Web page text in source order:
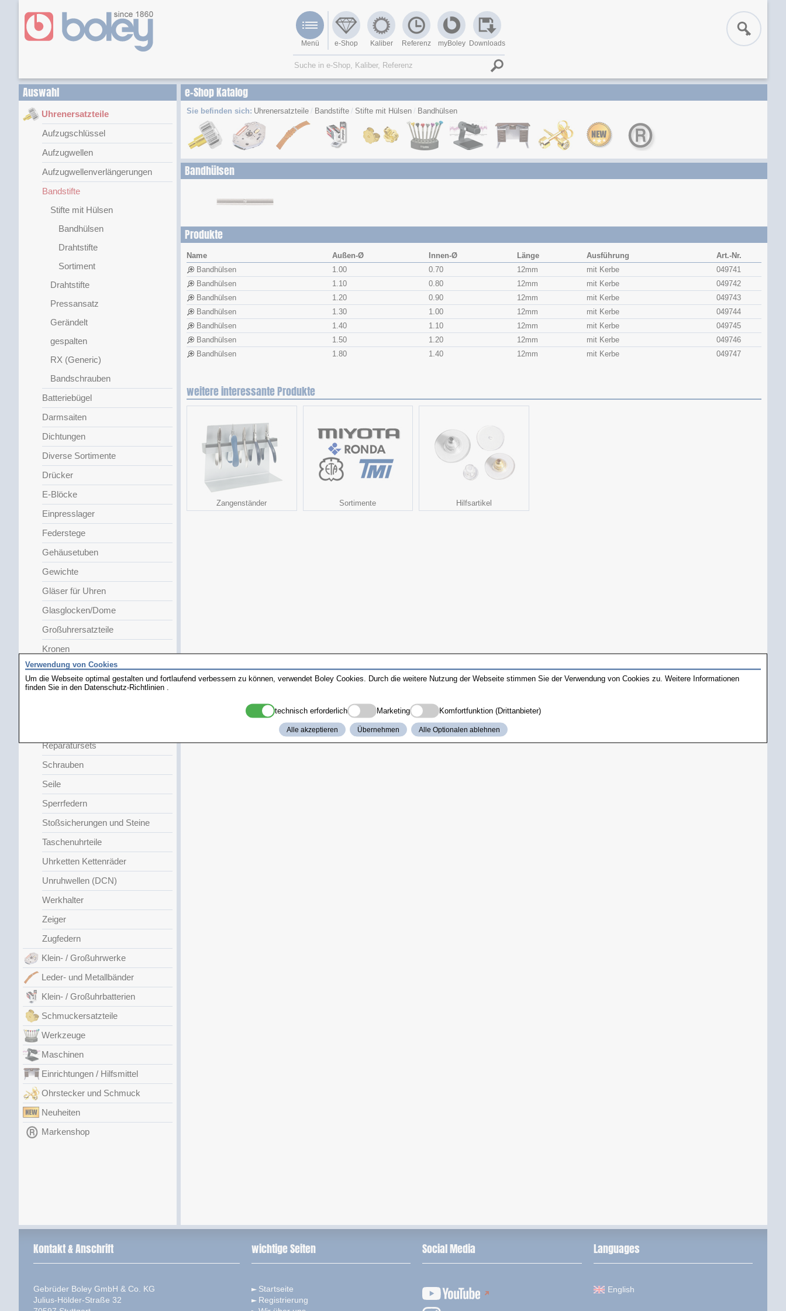
Menü e-Shop Kaliber Referenz myBoley Downloads
Auswahl
Uhrenersatzteile
Aufzugschlüssel
Aufzugwellen
Aufzugwellenverlängerungen
Bandstifte
Stifte mit Hülsen
Bandhülsen
Drahtstifte
Sortiment
Drahtstifte
Pressansatz
Gerändelt
gespalten
RX (Generic)
Bandschrauben
Batteriebügel
Darmsaiten
Dichtungen
Diverse Sortimente
Drücker
E-Blöcke
Einpresslager
Federstege
Gehäusetuben
Gewichte
Gläser für Uhren
Glasglocken/Dome
Großuhrersatzteile
Kronen
Kuckucksuhrteile
Lünettenteile
Reparatursets
Schrauben
Seile
Sperrfedern
Stoßsicherungen und Steine
Taschenuhrteile
Uhrketten Kettenräder
Unruhwellen (DCN)
Werkhalter
Zeiger
Zugfedern
Klein- / Großuhrwerke
Leder- und Metallbänder
Klein- / Großuhrbatterien
Schmuckersatzteile
Werkzeuge
Maschinen
Einrichtungen / Hilfsmittel
Ohrstecker und Schmuck
Neuheiten
Markenshop
e-Shop Katalog
Sie befinden sich: Uhrenersatzteile Bandstifte Stifte mit Hülsen Bandhülsen
Bandhülsen
Produkte
Name Außen-Ø Innen-Ø Länge Ausführung
Art.-Nr.
Bandhülsen
1.00 0.70 12mm mit Kerbe
049741
Bandhülsen
1.10 0.80 12mm mit Kerbe
049742
Bandhülsen
1.20 0.90 12mm mit Kerbe
049743
Bandhülsen
1.30 1.00 12mm mit Kerbe
049744
Bandhülsen
1.40 1.10 12mm mit Kerbe
049745
Bandhülsen
1.50 1.20 12mm mit Kerbe
049746
Bandhülsen
1.80 1.40 12mm mit Kerbe 049747
weitere interessante Produkte
Zangenständer Sortimente Hilfsartikel
Verwendung von Cookies
Um die Webseite optimal gestalten und fortlaufend verbessern zu können, verwendet Boley Cookies. Durch die weitere Nutzung der Webseite stimmen Sie der Verwendung von Cookies zu. Weitere Informationen
finden Sie in den Datenschutz-Richtlinien
technisch erforderlich Marketing Komfortfunktion (Drittanbieter)
Alle akzeptieren Übernehmen Alle Optionalen ablehnen
Kontakt & Anschrift
Gebrüder Boley GmbH & Co. KG
Julius-Hölder-Straße 32
wichtige Seiten
Startseite
Registrierung
Social Media Languages
English